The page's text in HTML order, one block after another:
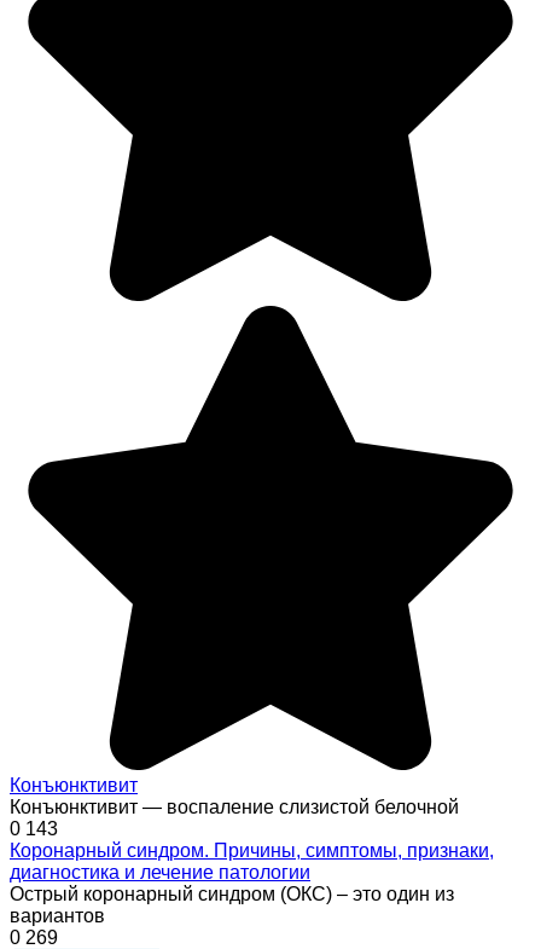
Конъюнктивит
Конъюнктивит — воспаление слизистой белочной
0 143
Коронарный синдром. Причины, симптомы, признаки,
диагностика и лечение патологии
Острый коронарный синдром (ОКС) – это один из
вариантов
0 269